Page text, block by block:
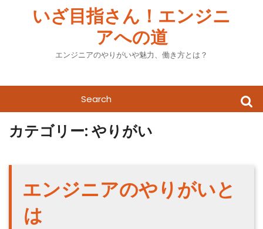
いざ目指さん！エンジニ
アへの道
エンジニアのやりがいや魅力、働き方とは？
for:
カテゴリー: やりがい
エンジニアのやりがいと
は